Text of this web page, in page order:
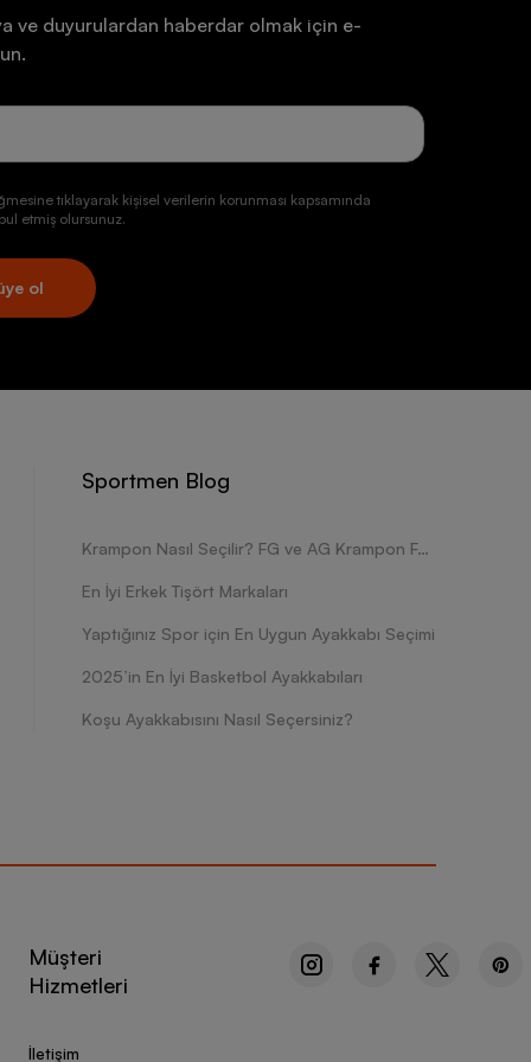
ve duyurulardan haberdar olmak için e-
tıklayarak kişisel verilerin korunması kapsamında
etmiş olursunuz.
ol
Sportmen Blog
Krampon Nasıl Seçilir? FG ve AG Krampon Farkları Nelerdir?
En İyi Erkek Tişört Markaları
Yaptığınız Spor için En Uygun Ayakkabı Seçimi
2025’in En İyi Basketbol Ayakkabıları
Koşu Ayakkabısını Nasıl Seçersiniz?
Müşteri
Hizmetleri
İletişim